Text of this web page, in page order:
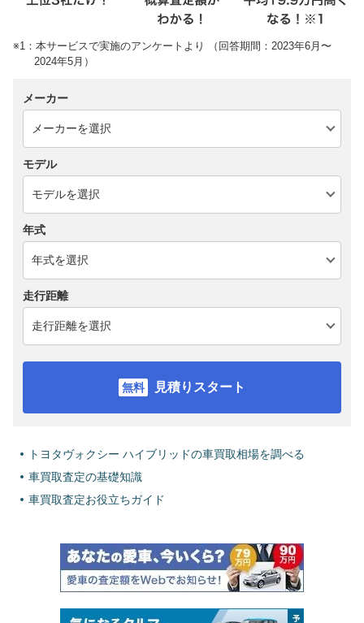
※1：本サービスで実施のアンケートより （回答期間：2023年6月〜
2024年5月）
メーカー
モデル
年式
走行距離
見積りスタート
トヨタヴォクシー ハイブリッドの車買取相場を調べる
車買取査定の基礎知識
車買取査定お役立ちガイド